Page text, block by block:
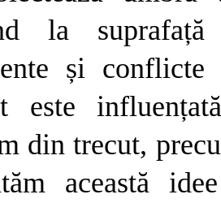
la
și
este
din trecut,
această